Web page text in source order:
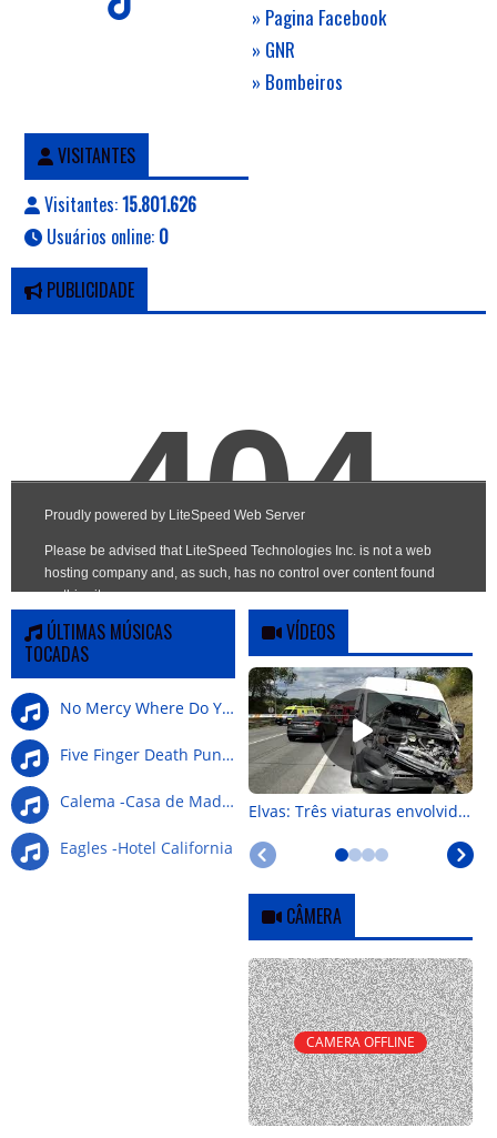
» Pagina Facebook
» GNR
» Bombeiros
VISITANTES
Visitantes:15.801.626
Usuários online: 0
PUBLICIDADE
ÚLTIMAS MÚSICAS
TOCADAS
No Mercy Where Do You G
Five Finger Death Punch-Wrong Side Of Heaven
Calema -Casa de Madeira
Eagles -Hotel California
VÍDEOS
Elvas: Três viaturas envolvidas em colisão na Nacional 4
CÂMERA
CAMERA OFFLINE